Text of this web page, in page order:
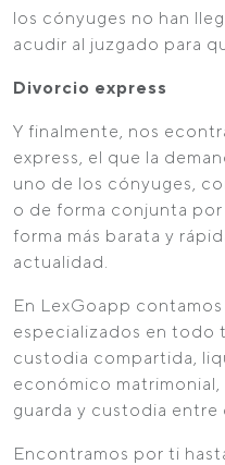
los cónyuges no han
acudir al juzgado para
Divorcio express
Y finalmente, nos
express, el que la
uno de los cónyuges,
o de forma conjunta
forma más barata y
actualidad.
En LexGoapp
especializados en todo
custodia compartida,
económico
guarda y custodia entre
Encontramos por ti